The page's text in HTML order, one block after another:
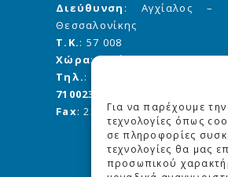
Για να παρέχουμε
τεχνολογίες όπως
σε πληροφορίες
τεχνολογίες θα μας
προσωπικού
Διεύθυνση : Αγχίαλος –
Θεσσαλονίκης
Τ.Κ.: 57 008
Χώρα: Ελλάδα
Τηλ.:
710023
Fax: 2310 710 023